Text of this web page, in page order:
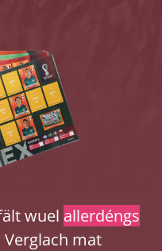
wuel allerdéngs
Verglach mat